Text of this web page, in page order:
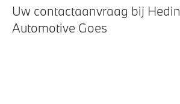
BMW TeleServices
Uw contactaanvraag bij Hedin
Automotive Goes